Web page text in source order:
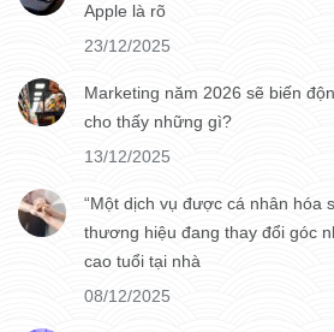
Apple là rõ
23/12/2025
Marketing năm 2026 sẽ biến
cho thấy những gì?
13/12/2025
“Một dịch vụ được cá nhân hóa
thương hiệu đang thay đổi góc
cao tuổi tại nhà
08/12/2025